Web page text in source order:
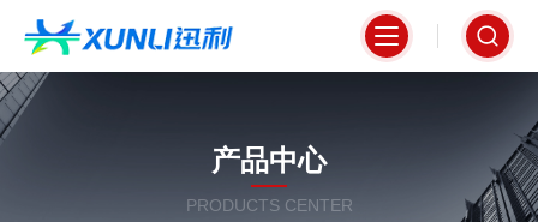
产品中心
PRODUCTS CENTER